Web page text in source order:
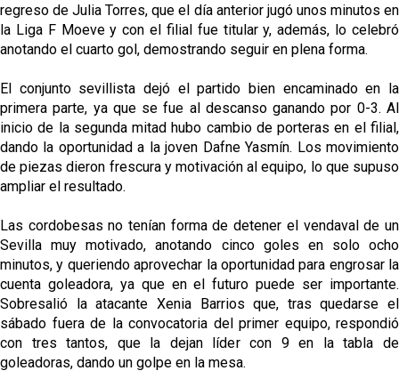
regreso de Julia Torres, que el día anterior jugó unos minutos en
la Liga F Moeve y con el filial fue titular y, además, lo celebró
anotando el cuarto gol, demostrando seguir en plena forma.
El conjunto sevillista dejó el partido bien encaminado en la
primera parte, ya que se fue al descanso ganando por 0-3. Al
inicio de la segunda mitad hubo cambio de porteras en el filial,
dando la oportunidad a la joven Dafne Yasmín. Los movimiento
de piezas dieron frescura y motivación al equipo, lo que supuso
ampliar el resultado.
Las cordobesas no tenían forma de detener el vendaval de un
Sevilla muy motivado, anotando cinco goles en solo ocho
minutos, y queriendo aprovechar la oportunidad para engrosar la
cuenta goleadora, ya que en el futuro puede ser importante.
Sobresalió la atacante Xenia Barrios que, tras quedarse el
sábado fuera de la convocatoria del primer equipo, respondió
con tres tantos, que la dejan líder con 9 en la tabla de
goleadoras, dando un golpe en la mesa.